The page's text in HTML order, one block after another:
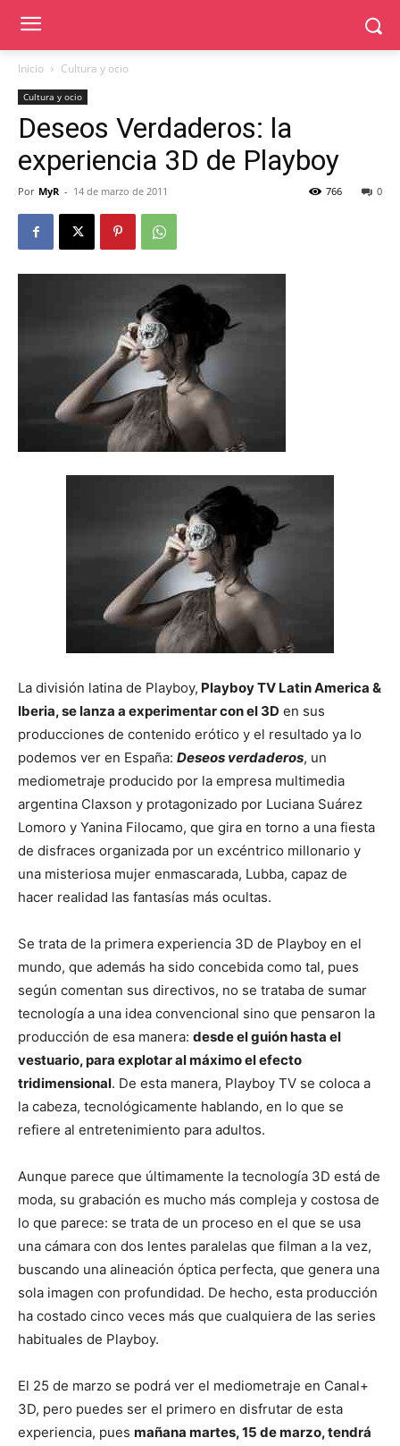
Inicio Cultura y ocio
Cultura y ocio
Deseos Verdaderos: la
experiencia 3D de Playboy
Por MyR - 14 de marzo de 2011 0
766
La división latina de Playboy, Playboy TV Latin America &
Iberia, se lanza a experimentar con el 3D en sus
producciones de contenido erótico y el resultado ya lo
podemos ver en España: Deseos verdaderos, un
mediometraje producido por la empresa multimedia
argentina Claxson y protagonizado por Luciana Suárez
Lomoro y Yanina Filocamo, que gira en torno a una fiesta
de disfraces organizada por un excéntrico millonario y
una misteriosa mujer enmascarada, Lubba, capaz de
hacer realidad las fantasías más ocultas.
Se trata de la primera experiencia 3D de Playboy en el
mundo, que además ha sido concebida como tal, pues
según comentan sus directivos, no se trataba de sumar
tecnología a una idea convencional sino que pensaron la
producción de esa manera: desde el guión hasta el
vestuario, para explotar al máximo el efecto
tridimensional. De esta manera, Playboy TV se coloca a
la cabeza, tecnológicamente hablando, en lo que se
refiere al entretenimiento para adultos.
Aunque parece que últimamente la tecnología 3D está de
moda, su grabación es mucho más compleja y costosa de
lo que parece: se trata de un proceso en el que se usa
una cámara con dos lentes paralelas que filman a la vez,
buscando una alineación óptica perfecta, que genera una
sola imagen con profundidad. De hecho, esta producción
ha costado cinco veces más que cualquiera de las series
habituales de Playboy.
El 25 de marzo se podrá ver el mediometraje en Canal+
3D, pero puedes ser el primero en disfrutar de esta
experiencia, pues mañana martes, 15 de marzo, tendrá